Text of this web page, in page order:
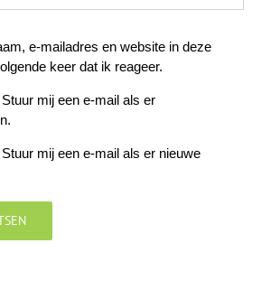
e-mailadres en website in deze
keer dat ik reageer.
Stuur mij een e-mail als er
Stuur mij een e-mail als er nieuwe